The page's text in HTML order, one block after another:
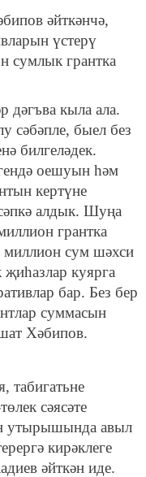
әйткәнчә,
үстерү
сумлык грантка
дәгъва кыла ала.
сәбәпле, быел без
билгеләдек.
оешуын һәм
кертүне
алдык. Шуңа
грантка
миллион сум шәхси
җиһазлар куярга
бар. Без бер
суммасын
Хәбипов.
табигатьне
сәясәте
утырышында авыл
кирәклеге
әйткән иде.